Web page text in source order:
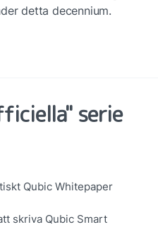
detta decennium.
serie
Qubic Whitepaper
skriva Qubic Smart